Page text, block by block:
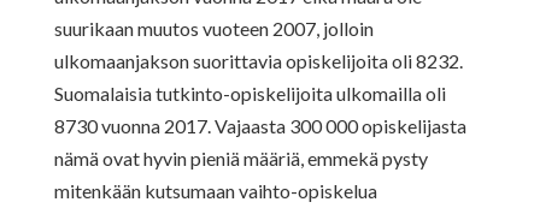
suurikaan muutos vuoteen 2007, jolloin
ulkomaanjakson suorittavia opiskelijoita oli 8232.
Suomalaisia tutkinto-opiskelijoita ulkomailla oli
8730 vuonna 2017. Vajaasta 300 000 opiskelijasta
nämä ovat hyvin pieniä määriä, emmekä pysty
mitenkään kutsumaan vaihto-opiskelua